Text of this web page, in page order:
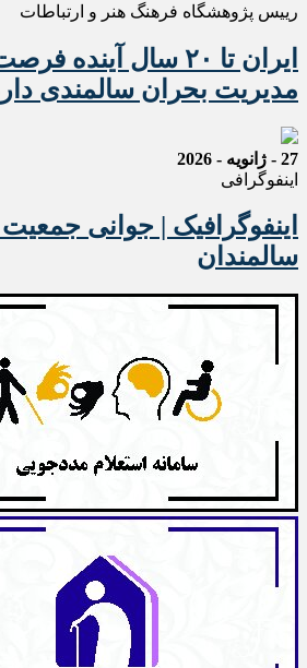
رییس پژوهشگاه فرهنگ هنر و ارتباطات
ایران تا ۲۰ سال
مدیریت بحران سالمندی
27 - ژانویه - 2026
اینفوگرافی
اینفوگرافیک | جوانی جمعیت
سالمندان